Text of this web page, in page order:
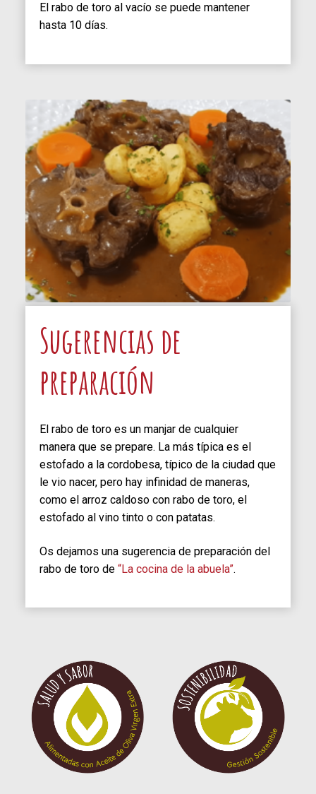
El rabo de toro al vacío se puede mantener
hasta 10 días.
Sugerencias de
preparación
El rabo de toro es un manjar de cualquier
manera que se prepare. La más típica es el
estofado a la cordobesa, típico de la ciudad que
le vio nacer, pero hay infinidad de maneras,
como el arroz caldoso con rabo de toro, el
estofado al vino tinto o con patatas.
Os dejamos una sugerencia de preparación del
rabo de toro de “La cocina de la abuela”.